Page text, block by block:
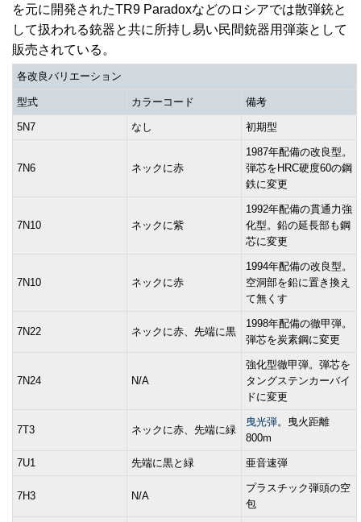
を元に開発されたTR9 Paradoxなどのロシアでは散弾銃と
して扱われる銃器と共に所持し易い民間銃器用弾薬として
販売されている。
各改良バリエーション
型式 カラーコード 備考
5N7 なし 初期型
7N6 ネックに赤
1987年配備の改良型。
弾芯をHRC硬度60の鋼
鉄に変更
7N10 ネックに紫
1992年配備の貫通力強
化型。鉛の延長部も鋼
芯に変更
7N10 ネックに赤
1994年配備の改良型。
空洞部を鉛に置き換え
て無くす
7N22 ネックに赤、先端に黒
1998年配備の徹甲弾。
弾芯を炭素鋼に変更
7N24 N/A
強化型徹甲弾。弾芯を
タングステンカーバイ
ドに変更
7T3 ネックに赤、先端に緑
曳光弾。曳火距離
800m
7U1 先端に黒と緑 亜音速弾
7H3 N/A
プラスチック弾頭の空
包